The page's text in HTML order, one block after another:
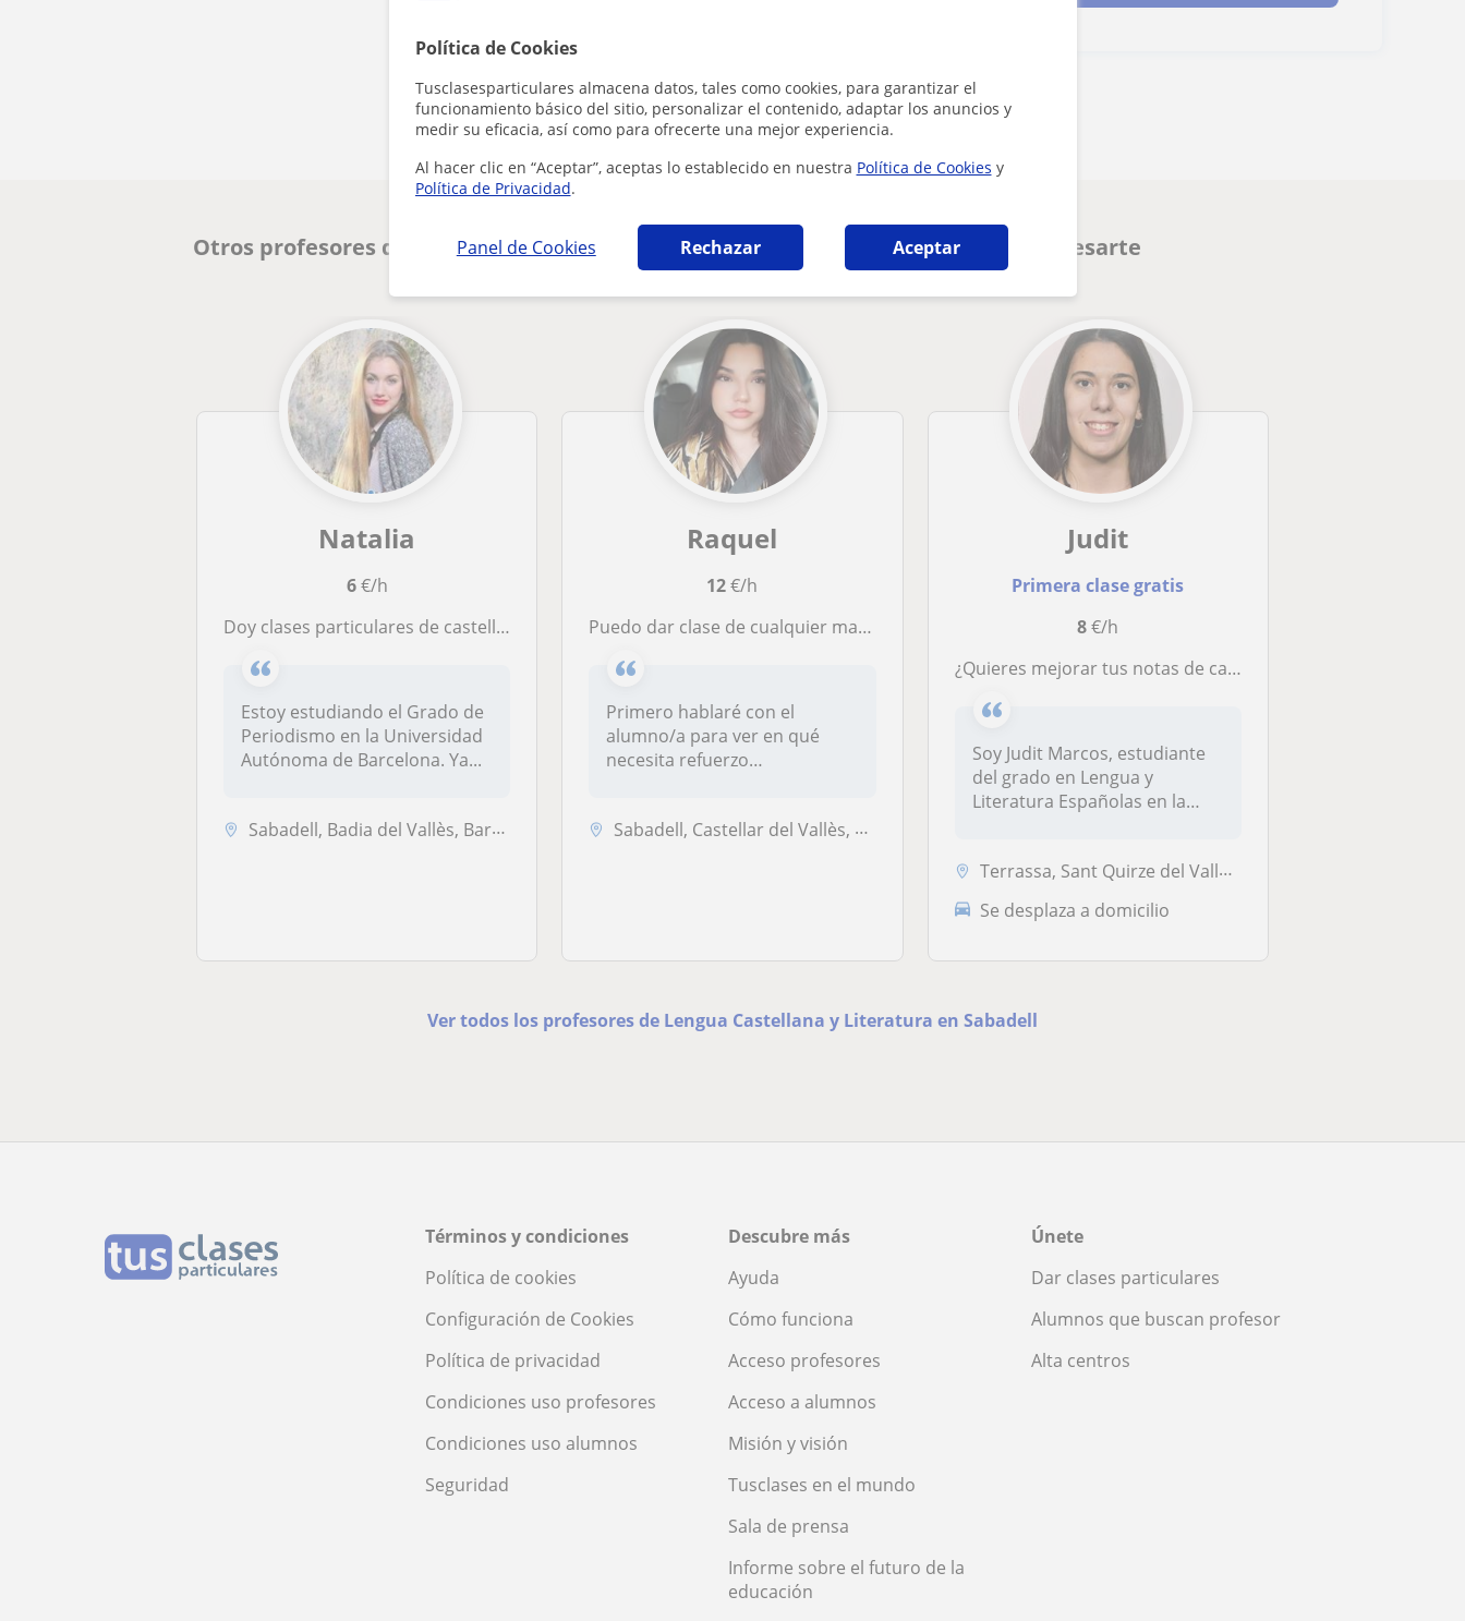
Política de Cookies
Tusclasesparticulares almacena datos, tales como cookies, para garantizar el
funcionamiento básico del sitio, personalizar el contenido, adaptar los anuncios y
medir su eficacia, así como para ofrecerte una mejor experiencia.
Al hacer clic en “Aceptar”, aceptas lo establecido en nuestra Política de Cookies y
Política de Privacidad.
Panel de Cookies Rechazar Aceptar
¿Hay algún error en este perfil?Cuéntanos
Otros profesores de Lengua Castellana y Literatura en Sabadell que pueden interesarte
Natalia
6€/h
Doy clases particulares de castellano y, si es necesario, también de literatura
Estoy estudiando el Grado de
Periodismo en la Universidad
Autónoma de Barcelona. Ya...
Sabadell, Badia del Vallès, Barberà del Vallès, Sant Quirze del Vallès
Raquel
12€/h
Puedo dar clase de cualquier materia de la ESO, pero destaco catalán, castellano, inglés, latín, griego y filosofía.
Primero hablaré con el
alumno/a para ver en qué
necesita refuerzo
Sabadell, Castellar del Vallès, Sant Quirze del Vallès
Judit
Primera clase gratis
8€/h
¿Quieres mejorar tus notas de castellano?
Soy Judit Marcos, estudiante
del grado en Lengua y
Literatura Españolas en la
Terrassa, Sant Quirze del Vallès, Cerdanyola-Bellaterra, Rubí, Sabadel...
Se desplaza a domicilio
Ver todos los profesores de Lengua Castellana y Literatura en Sabadell
Términos y condiciones
Política de cookies
Configuración de Cookies
Política de privacidad
Condiciones uso profesores
Condiciones uso alumnos
Seguridad
Descubre más
Ayuda
Cómo funciona
Acceso profesores
Acceso a alumnos
Misión y visión
Tusclases en el mundo
Sala de prensa
Informe sobre el futuro de la
educación
Únete
Dar clases particulares
Alumnos que buscan profesor
Alta centros